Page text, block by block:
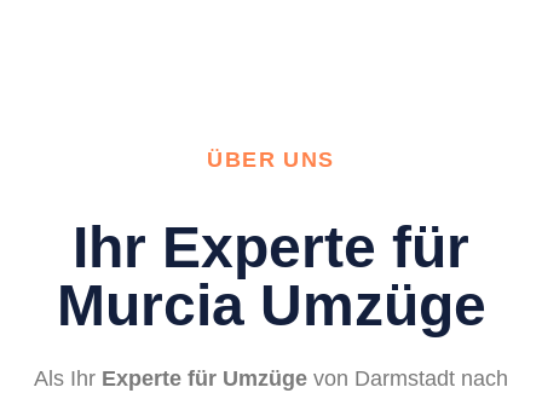
ÜBER UNS
Ihr Experte für
Murcia Umzüge
Als Ihr Experte für Umzüge von Darmstadt nach